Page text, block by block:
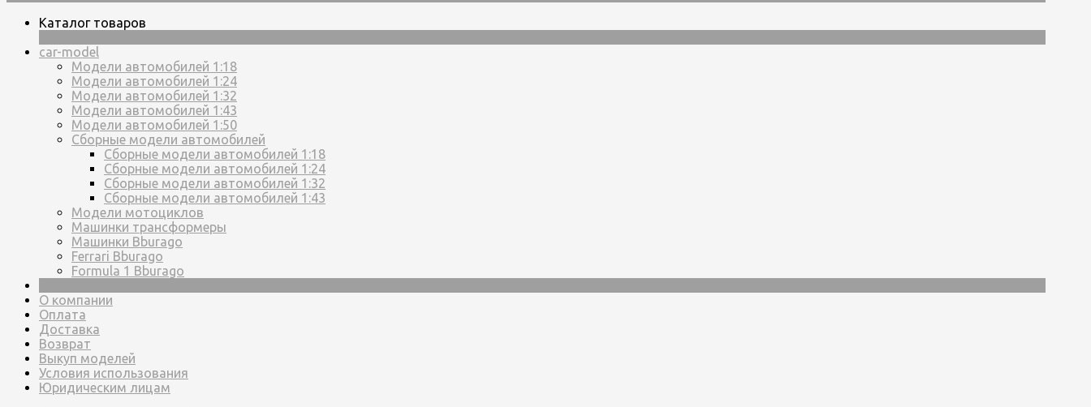
Каталог товаров
car-model
Модели автомобилей 1:18
Модели автомобилей 1:24
Модели автомобилей 1:32
Модели автомобилей 1:43
Модели автомобилей 1:50
Сборные модели автомобилей
Сборные модели автомобилей 1:18
Сборные модели автомобилей 1:24
Сборные модели автомобилей 1:32
Сборные модели автомобилей 1:43
Модели мотоциклов
Машинки трансформеры
Машинки Bburago
Ferrari Bburago
Formula 1 Bburago
О компании
Оплата
Доставка
Возврат
Выкуп моделей
Условия использования
Юридическим лицам